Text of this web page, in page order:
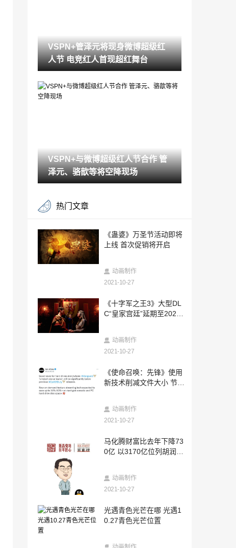
2021-10-27
《超级马里奥：奥德赛》发售4周年 樱井
政博发推祝贺
87岁暗黑2老粉痴迷《暗黑2重制版》 玩出
“肌腱炎”
完美世界Q3营收25.32亿元 游戏业务盈利
约5.5亿
2021-10-27
游戏折扣过半
《信长之野望：新生》内政系统介绍 君臣
齐心统一天下
2021-10-27
开了会员也得看广告！腾讯视频回复：不
媲美专业微单！索尼Xperia PRO-I国行发
布：6599元
2021-10-27
《超级机器人大战30》第四弹中文预告 10
恐怖复仇者来袭？《漫威复仇者》万圣节
主题活动、皮肤上线！
网易云音乐拟举报韩国SM拒绝授权 维持
绝地求生10.27更新公告:万圣大乱斗,万圣
节活动预览
2021-10-27
哈利波特魔法觉醒拼图10.27:黑魔法?我会
让皮皮鬼见识黑魔法的
九月青豆角产地是哪里？蚂蚁新村10月27
VSPN+管泽元将现身微博超级红
人节 电竞红人首现超红舞台
VSPN+与微博超级红人节合作 管
泽元、骆歆等将空降现场
热门文章
《蛊婆》万圣节活动即将
上线 首次促销将开启
动画制作
2021-10-27
《十字军之王3》大型DL
C“皇家宫廷”延期至2022
动画制作
2021-10-27
《使命召唤：先锋》使用
新技术削减文件大小 节省
动画制作
2021-10-27
马化腾财富比去年下降73
0亿 以3170亿位列胡润百
动画制作
2021-10-27
光遇青色光芒在哪 光遇1
0.27青色光芒位置